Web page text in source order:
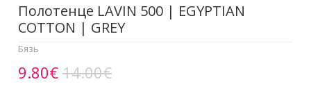
Полотенце LAVIN 500 | EGYPTIAN
COTTON | GREY
Бязь
9.80€14.00€